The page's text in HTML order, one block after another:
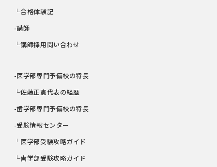
└合格体験記
-講師
└講師採用問い合わせ
-医学部専門予備校の特長
└佐藤正憲代表の経歴
-歯学部専門予備校の特長
-受験情報センター
└医学部受験攻略ガイド
└歯学部受験攻略ガイド